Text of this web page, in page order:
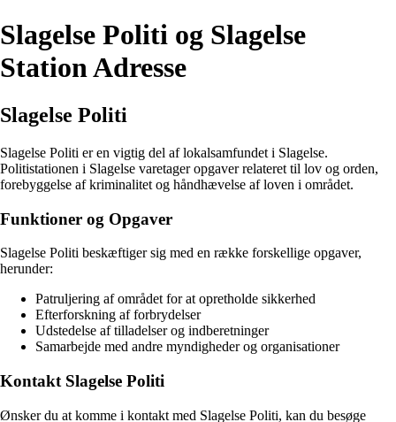
Slagelse Politi og Slagelse
Station Adresse
Slagelse Politi
Slagelse Politi er en vigtig del af lokalsamfundet i Slagelse.
Politistationen i Slagelse varetager opgaver relateret til lov og orden,
forebyggelse af kriminalitet og håndhævelse af loven i området.
Funktioner og Opgaver
Slagelse Politi beskæftiger sig med en række forskellige opgaver,
herunder:
Patruljering af området for at opretholde sikkerhed
Efterforskning af forbrydelser
Udstedelse af tilladelser og indberetninger
Samarbejde med andre myndigheder og organisationer
Kontakt Slagelse Politi
Ønsker du at komme i kontakt med Slagelse Politi, kan du besøge